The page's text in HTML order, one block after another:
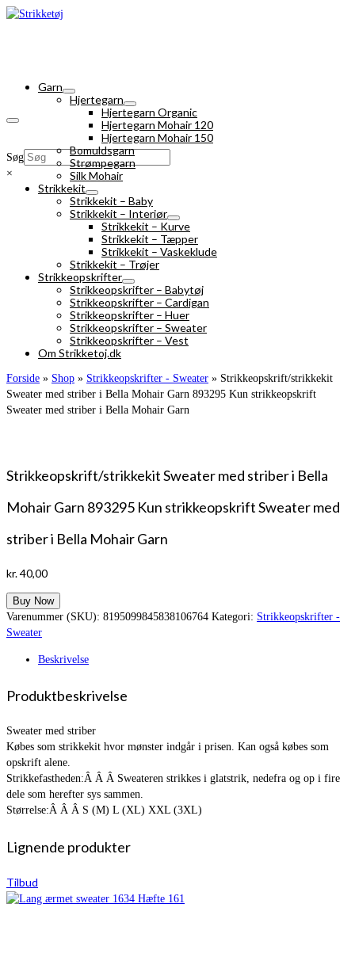
Søg
×
Garn
Hjertegarn
Hjertegarn Organic
Hjertegarn Mohair 120
Hjertegarn Mohair 150
Bomuldsgarn
Strømpegarn
Silk Mohair
Strikkekit
Strikkekit – Baby
Strikkekit – Interiør
Strikkekit – Kurve
Strikkekit – Tæpper
Strikkekit – Vaskeklude
Strikkekit – Trøjer
Strikkeopskrifter
Strikkeopskrifter – Babytøj
Strikkeopskrifter – Cardigan
Strikkeopskrifter – Huer
Strikkeopskrifter – Sweater
Strikkeopskrifter – Vest
Om Strikketoj.dk
Forside » Shop » Strikkeopskrifter - Sweater » Strikkeopskrift/strikkekit
Sweater med striber i Bella Mohair Garn 893295 Kun strikkeopskrift
Sweater med striber i Bella Mohair Garn
Strikkeopskrift/strikkekit Sweater med striber i Bella
Mohair Garn 893295 Kun strikkeopskrift Sweater med
striber i Bella Mohair Garn
kr.40,00
Buy Now
Varenummer (SKU): 8195099845838106764 Kategori: Strikkeopskrifter -
Sweater
Beskrivelse
Produktbeskrivelse
Sweater med striber
Købes som strikkekit hvor mønster indgår i prisen. Kan også købes som
opskrift alene.
Strikkefastheden:Â Â Â Sweateren strikkes i glatstrik, nedefra og op i fire
dele som herefter sys sammen.
Størrelse:Â Â Â S (M) L (XL) XXL (3XL)
Lignende produkter
Tilbud